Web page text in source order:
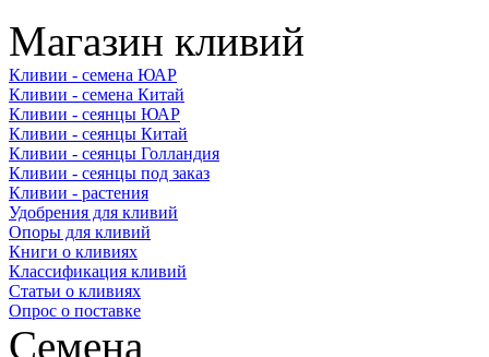
Магазин кливий
Кливии - семена ЮАР
Кливии - семена Китай
Кливии - сеянцы ЮАР
Кливии - сеянцы Китай
Кливии - сеянцы Голландия
Кливии - сеянцы под заказ
Кливии - растения
Удобрения для кливий
Опоры для кливий
Книги о кливиях
Классификация кливий
Статьи о кливиях
Опрос о поставке
Семена